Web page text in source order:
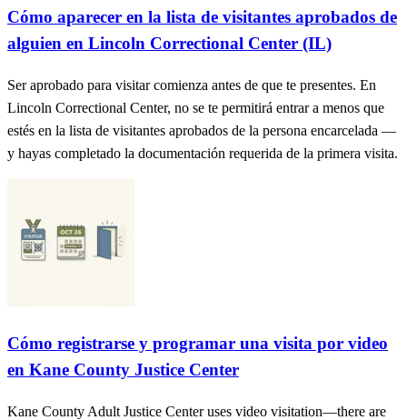
Cómo aparecer en la lista de visitantes aprobados de
alguien en Lincoln Correctional Center (IL)
Ser aprobado para visitar comienza antes de que te presentes. En
Lincoln Correctional Center, no se te permitirá entrar a menos que
estés en la lista de visitantes aprobados de la persona encarcelada —
y hayas completado la documentación requerida de la primera visita.
Cómo registrarse y programar una visita por video
en Kane County Justice Center
Kane County Adult Justice Center uses video visitation—there are